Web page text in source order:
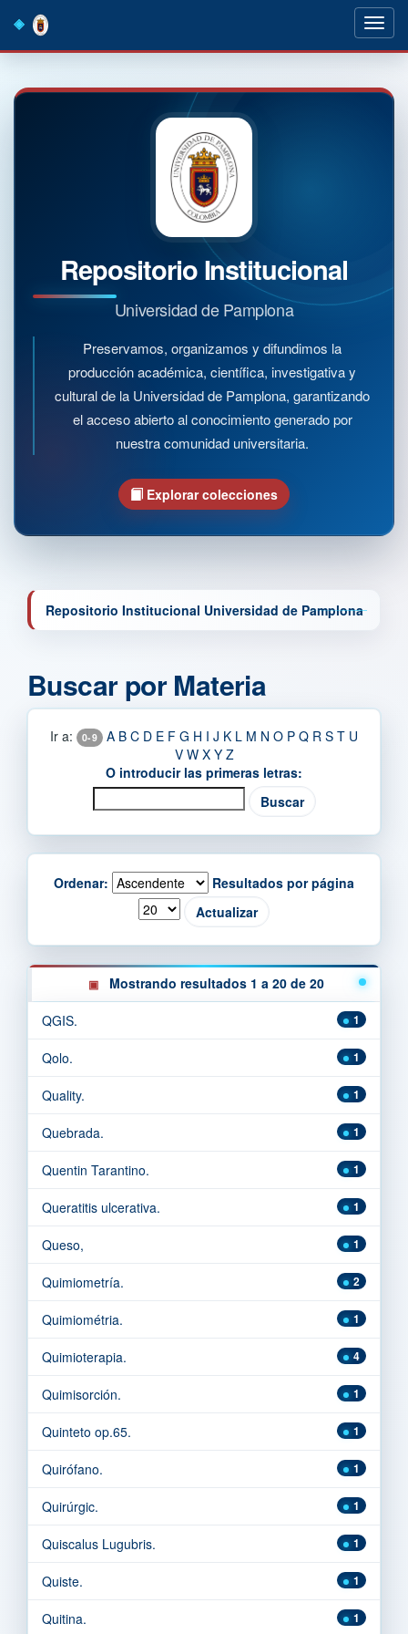
navigation
Repositorio Institucional
Universidad de Pamplona
Preservamos, organizamos y difundimos la
producción académica, científica, investigativa y
cultural de la Universidad de Pamplona, garantizando
el acceso abierto al conocimiento generado por
nuestra comunidad universitaria.
Explorar colecciones
Repositorio Institucional Universidad de Pamplona
Buscar por Materia
Ir a: 0-9 A B C D E F G H I J K L M N O P Q R S T U
V W X Y Z
O introducir las primeras letras:
Ordenar: Resultados por página
Mostrando resultados 1 a 20 de 20
QGIS. 1
Qolo. 1
Quality. 1
Quebrada. 1
Quentin Tarantino. 1
Queratitis ulcerativa. 1
Queso, 1
Quimiometría. 2
Quimiométria. 1
Quimioterapia. 4
Quimisorción. 1
Quinteto op.65. 1
Quirófano. 1
Quirúrgic. 1
Quiscalus Lugubris. 1
Quiste. 1
Quitina. 1